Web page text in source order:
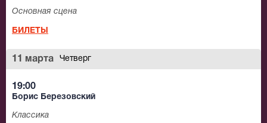
Основная сцена
БИЛЕТЫ
11 марта Четверг
19:00
Борис Березовский
Классика